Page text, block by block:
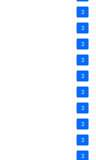
2
2
2
2
2
2
2
2
2
2